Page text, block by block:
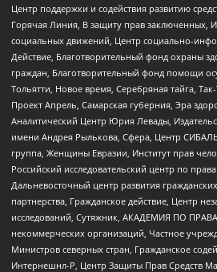
Центр поддержки и содействия развитию
Горячая Линия, В защиту прав заключенных,
социальных движений, Центр социально-
Действие, Благотворительный фонд охраны
граждан, Благотворительный фонд помощи
Тольятти, Новое время, Серебряная тайга,
Проект Апрель, Самарская губерния, Эра
Аналитический Центр Юрия Левады,
имени Андрея Рылькова, Сфера, Центр
группа, Женщины Евразии, Институт прав
Российский исследовательский центр по
Дальневосточный центр развития
партнерства, Гражданское действие, Центр
исследований, Сутяжник, АКАДЕМИЯ ПО
некоммерческих организаций, Частное
Министров северных стран, Гражданское
Интернешнл-Р, Центр Защиты Прав Средств